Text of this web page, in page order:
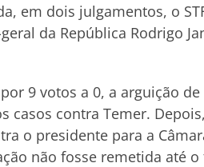
em dois julgamentos, o
da República Rodrigo
9 votos a 0, a arguição
casos contra Temer.
o presidente para a
não fosse remetida até